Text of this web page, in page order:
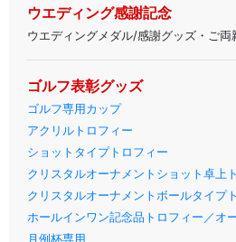
ウエディング感謝記念
ウエディングメダル/感謝グッズ・ご両
ゴルフ表彰グッズ
ゴルフ専用カップ
アクリルトロフィー
ショットタイプトロフィー
クリスタルオーナメントショット卓上
クリスタルオーナメントボールタイプ
ホールインワン記念品トロフィー／オ
月例杯専用